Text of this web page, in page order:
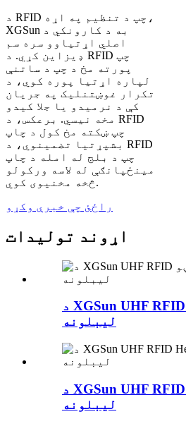
د RFID چپ د تنظیم په اړه،
XGSun به د کارونکي د
اصلي اړتیاوو سره سم
ډیزاین کړي. د RFID چپ
پورته مخ د چپ د ساتنې
لپاره اړتیا پوره کوي، د
تکرار غوښتنلیک په جریان
کې د نرمیدو یا جلا کیدو
مخه نیسي. برعکس، د RFID
چپ ښکته مخ کول د چاپ
بشپړتیا تضمینوي، د RFID
چپ د بلج له امله د چاپ
مینځپانګې له لاسه ورکولو
څخه مخنیوی کوي.
راځئ چې خبرې وکړو
اړوند توليدات
د XGSun UHF RFID کروب ګاڼو
لیبلونه
د XGSun UHF RFID Hebe ګاڼو
لیبلونه